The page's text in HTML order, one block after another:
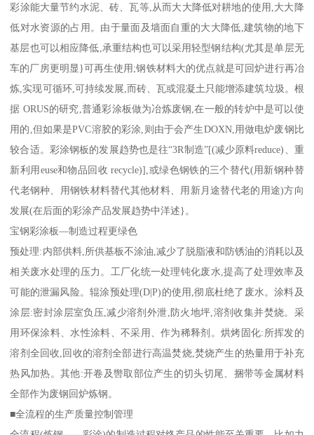
彩涂能大量节约水泥、砖、瓦等,从而大大降低对耕地的使用,大大降
低对水资源的占用。由于量面及墙面自重的大大降低,建筑物的地下
基层也可以相应降低,承重结构也可以采用轻型钢结构(尤其是单层无
车的厂房更明显}可再生使用;钢铁材料大的优点就是可回炉进行再冶
炼,实现可循环,可持续发展,而砖、瓦或混凝土只能增添建筑垃圾。根
据 ORUS的研究,普通彩涂板做为冶炼废钢,在一般的转炉中是可以使
用的,但如果是PVC溶胶的彩涂,则由于会产生DOXN,用做电炉废钢比
较合适。彩涂钢板的发展趋势也是往“3R制造”[(减少原料reduce)、重
新利用euse和物品回收 recycle)],或绿色钢铁的三个替代(用新钢种替
代老钢种、用钢铁材料替代其他材料、用新月途替代老的用途)方向
发展(在后面的彩涂产品发展趋势中洋述}。
宝钢彩涂板—制造过程更绿色
预处理:内部供料,所供基板不涂油,减少了脱脂液和防锈油的消耗以及
相关废水处理的压力。工厂化统一处理钝化废水,提高了处理效率及
可能的泄漏风险。辊涂预处理(D|P)的使用,彻底杜绝了废水。涂料及
涂层:密封涂层室负压,减少溶剂外泄,防火地坪,溶剂收集并焚烧。采
用环保涂料、水性涂料、不采用、作为稀释剂。烘烤固化:所挥发的
溶剂全回收,回收的溶剂全部进行高温焚烧,焚烧产生的热量用于补充
热风加热。其他:开卷及辔取部位产生的切头切尾、捆带等金属材料
全部作为废钢回炉炼钢。
■全流程的生产质量控制管理